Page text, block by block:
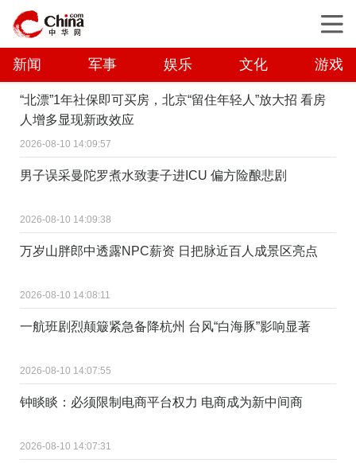
新闻 军事 娱乐 文化 游戏
“北漂”1年社保即可买房，北京“留住年轻人”放大招 看房
人增多显现新政效应
2026-08-10 14:09:57
男子误采曼陀罗煮水致妻子进ICU 偏方险酿悲剧
2026-08-10 14:09:38
万岁山胖郎中透露NPC薪资 日把脉近百人成景区亮点
2026-08-10 14:08:11
一航班剧烈颠簸紧急备降杭州 台风“白海豚”影响显著
2026-08-10 14:07:55
钟睒睒：必须限制电商平台权力 电商成为新中间商
2026-08-10 14:07:31